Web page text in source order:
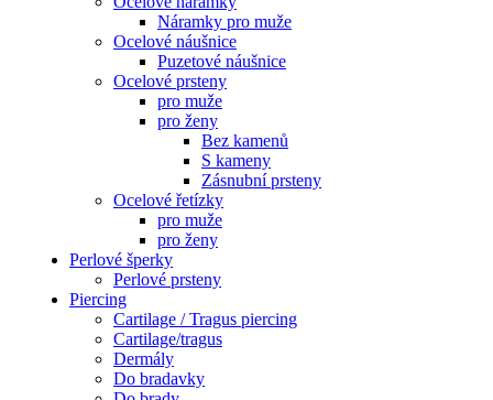
Náramky pro muže
Ocelové náušnice
Puzetové náušnice
Ocelové prsteny
pro muže
pro ženy
Bez kamenů
S kameny
Zásnubní prsteny
Ocelové řetízky
pro muže
pro ženy
Perlové šperky
Perlové prsteny
Piercing
Cartilage / Tragus piercing
Cartilage/tragus
Dermály
Do bradavky